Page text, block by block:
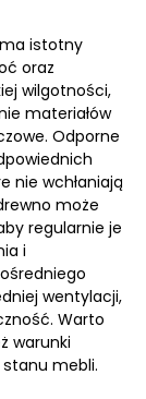
istotny
oraz
wilgotności,
materiałów
Odporne
nie wchłaniają
może
regularnie je
i
wentylacji,
Warto
warunki
mebli.